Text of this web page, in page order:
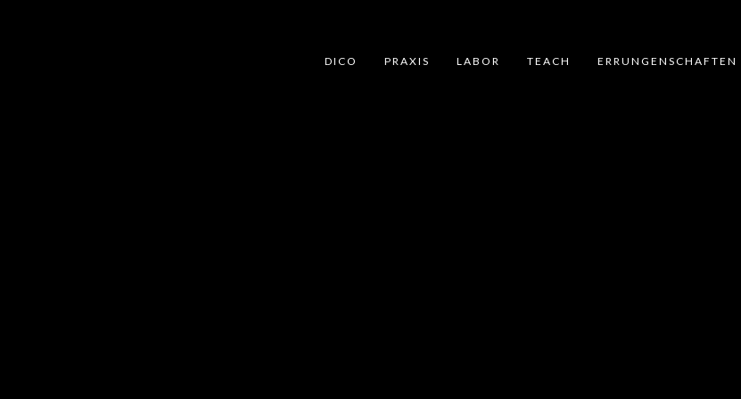
DICO PRAXIS LABOR TEACH ERRUNGENSCHAFTEN